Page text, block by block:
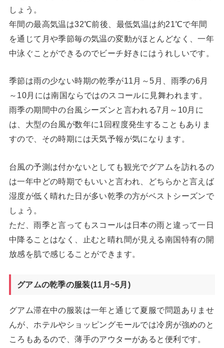
しょう。
年間の最高気温は32℃前後、最低気温は約21℃で年間
を通じて月や季節毎の気温の変動がほとんどなく、一年
中泳ぐことができるのでビーチ好きにはうれしいです。
季節は雨の少ない時期の乾季が11月～5月、雨季の6月
～10月には南国ならではのスコールに見舞われます。
雨季の期間中の台風シーズンと言われる7月～10月に
は、大型の台風が数年に1回程度発生することもありま
すので、その時期には天気予報が気になります。
台風の予測は付かないとしても観光でグアムを訪れるの
は一年中どの時期でもいいと言われ、どちらかと言えば
湿度が低く晴れた日が多い乾季の方がベストシーズンで
しょう。
ただ、雨季と言ってもスコールは日本の雨と違って一日
中降ることはなく、止むと晴れ間が見える南国特有の開
放感を肌で感じることができます。
グアムの乾季の服装(11月~5月)
グアム滞在中の服装は一年と通じて夏服で問題ありませ
んが、ホテルやショッピングモールでは冷房が強めのと
ころもあるので、薄手のアウターがあると便利です。